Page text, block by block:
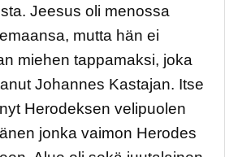
Jeesus oli menossa
mutta hän ei
miehen tappamaksi, joka
Johannes Kastajan. Itse
Herodeksen velipuolen
jonka vaimon Herodes